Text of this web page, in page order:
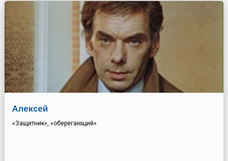
Алексей
«Защитник», «оберегающий»